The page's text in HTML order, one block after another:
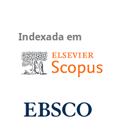
Indexada em